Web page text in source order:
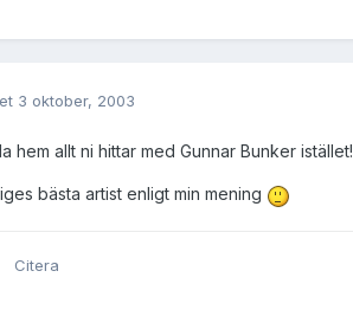
3 oktober, 2003
hem allt ni hittar med Gunnar Bunker istället!
bästa artist enligt min mening
Citera